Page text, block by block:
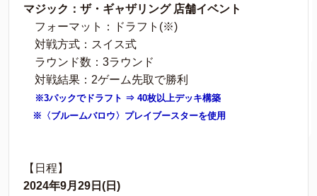
マジック：ザ・ギャザリング 店舗イベント
フォーマット：ドラフト(※)
対戦方式：スイス式
ラウンド数：3ラウンド
対戦結果：2ゲーム先取で勝利
※3パックでドラフト ⇒ 40枚以上デッキ構築
※〈ブルームバロウ〉プレイブースターを使用
【日程】
2024年9月29日(日)